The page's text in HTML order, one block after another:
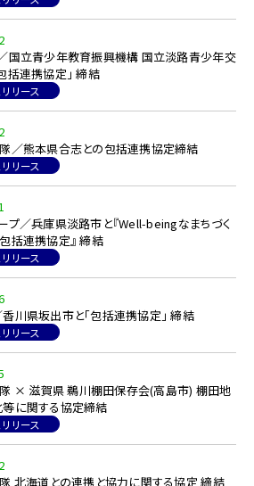
国立青少年教育振興機構 国立淡路青少年交
括連携協定」 締結
リース
／熊本県合志との包括連携協定締結
リース
プ／兵庫県淡路市と『Well-beingなまちづく
括連携協定』 締結
リース
川県坂出市と「包括連携協定」 締結
リース
× 滋賀県 鵜川棚田保存会(高島市) 棚田地
に関する協定締結
リース
北海道との連携と協力に関する協定 締結